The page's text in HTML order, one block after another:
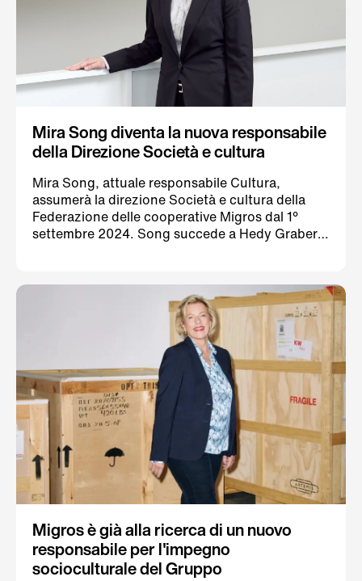
Mira Song diventa la nuova responsabile
della Direzione Società e cultura
Mira Song, attuale responsabile Cultura,
assumerà la direzione Società e cultura della
Federazione delle cooperative Migros dal 1°
settembre 2024. Song succede a Hedy Graber,
Migros è già alla ricerca di un nuovo
responsabile per l'impegno
socioculturale del Gruppo